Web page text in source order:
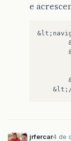
e
jrfercar4 de